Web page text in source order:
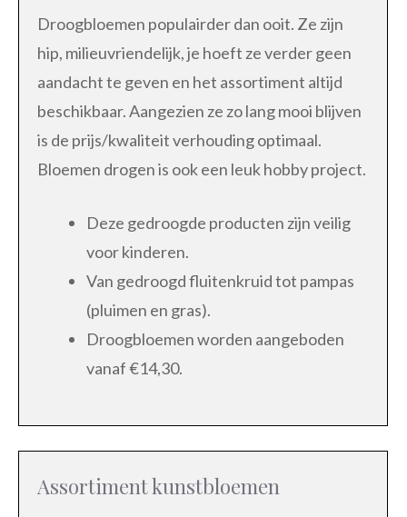
Droogbloemen populairder dan ooit. Ze zijn
hip, milieuvriendelijk, je hoeft ze verder geen
aandacht te geven en het assortiment altijd
beschikbaar. Aangezien ze zo lang mooi blijven
is de prijs/kwaliteit verhouding optimaal.
Bloemen drogen is ook een leuk hobby project.
Deze gedroogde producten zijn veilig
voor kinderen.
Van gedroogd fluitenkruid tot pampas
(pluimen en gras).
Droogbloemen worden aangeboden
vanaf €14,30.
Assortiment kunstbloemen